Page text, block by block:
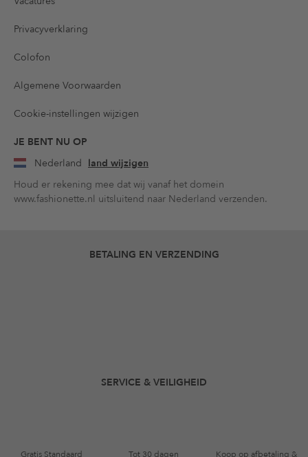
Privacyverklaring
Colofon
Algemene Voorwaarden
Cookie-instellingen wijzigen
JE BENT NU OP
Nederland land wijzigen
Houd er rekening mee dat wij vanaf het domein
www.fashionette.nl uitsluitend naar Nederland verzenden.
BETALING EN VERZENDING
SERVICE & VEILIGHEID
Gratis Standaard
Tot 30 dagen
Koop op afbetaling &